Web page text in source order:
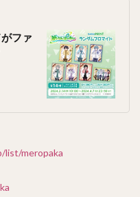
ファ
list/meropaka